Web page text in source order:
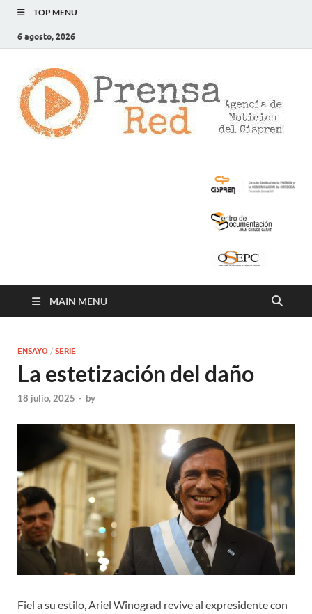
TOP MENU
6 agosto, 2026
MAIN MENU
ENSAYO / SERIE
La estetización del daño
18 julio, 2025 - by
Fiel a su estilo, Ariel Winograd revive al expresidente con